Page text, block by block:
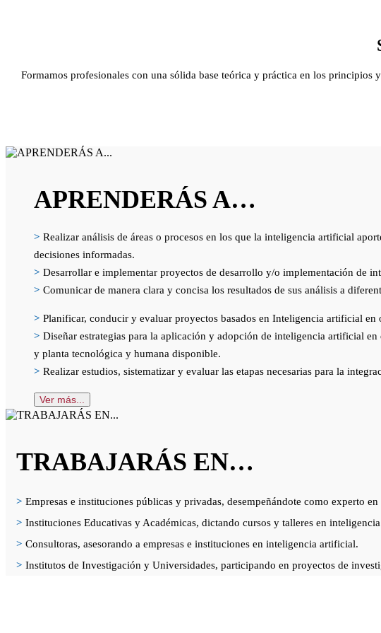
Formamos profesionales con una sólida base teórica y práctica en los
APRENDERÁS A…
> Realizar análisis de áreas o procesos en los que la inteligencia artificial
decisiones informadas.
> Desarrollar e implementar proyectos de desarrollo y/o implementación de
> Comunicar de manera clara y concisa los resultados de sus análisis a
> Planificar, conducir y evaluar proyectos basados en Inteligencia artificial en
> Diseñar estrategias para la aplicación y adopción de inteligencia artificial
y planta tecnológica y humana disponible.
> Realizar estudios, sistematizar y evaluar las etapas necesarias para la
Ver más...
TRABAJARÁS EN…
> Empresas e instituciones públicas y privadas, desempeñándote como experto
> Instituciones Educativas y Académicas, dictando cursos y talleres en
> Consultoras, asesorando a empresas e instituciones en inteligencia artificial.
> Institutos de Investigación y Universidades, participando en proyectos de